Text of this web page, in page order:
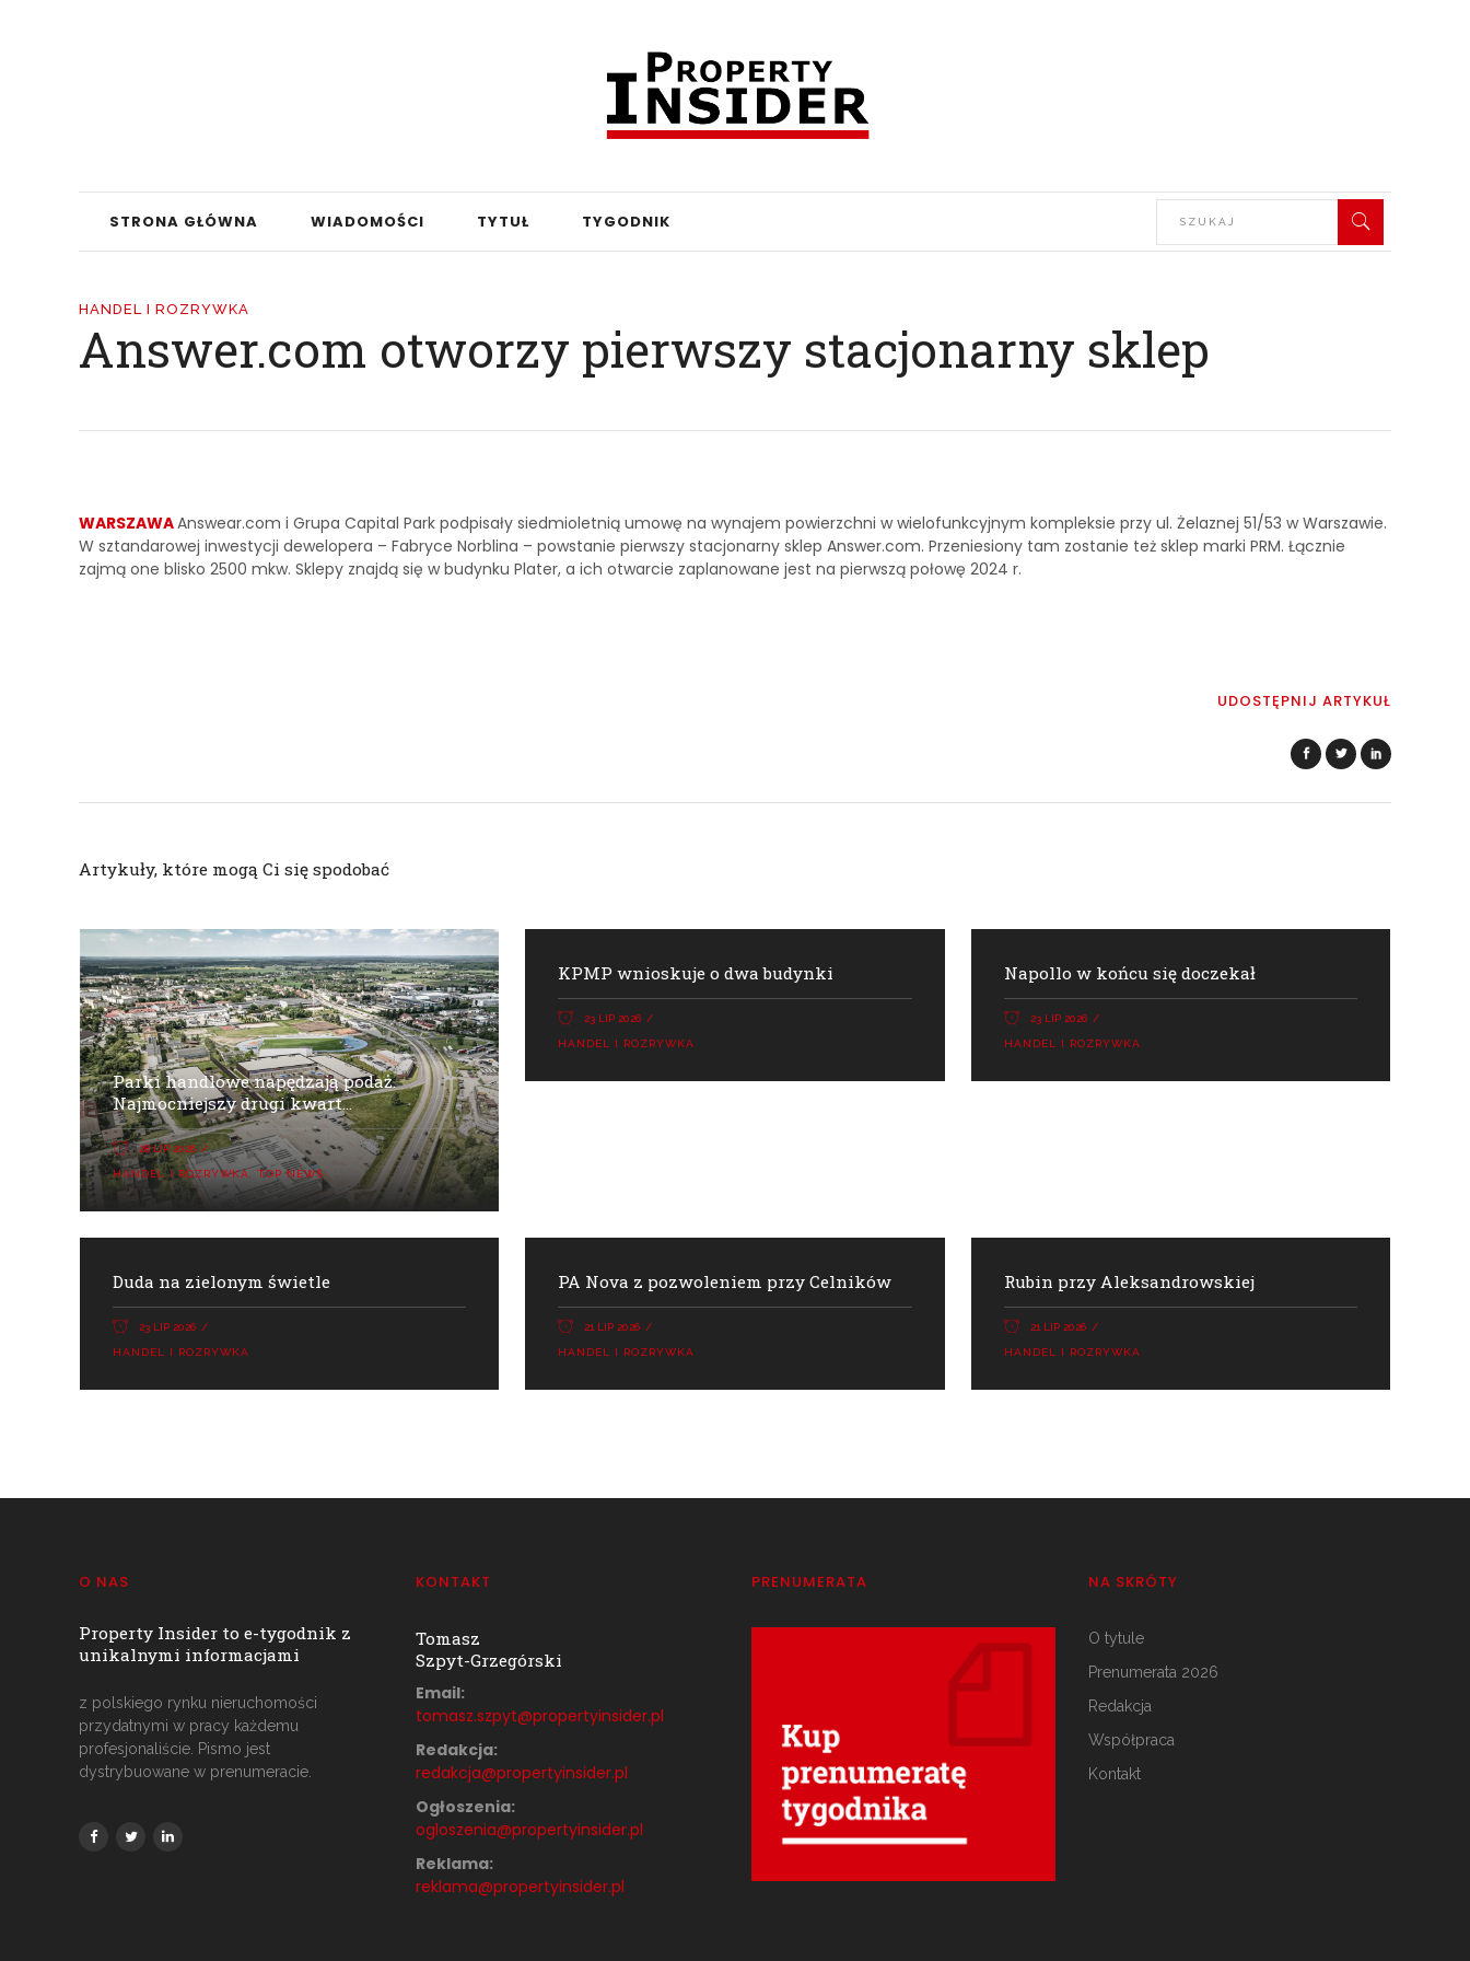
STRONA GŁÓWNA WIADOMOŚCI TYTUŁ TYGODNIK
HANDEL I ROZRYWKA
Answer.com otworzy pierwszy stacjonarny sklep
WARSZAWAAnswear.com i Grupa Capital Park podpisały siedmioletnią umowę na wynajem powierzchni w wielofunkcyjnym kompleksie przy ul. Żelaznej 51/53 w Warszawie.
W sztandarowej inwestycji dewelopera – Fabryce Norblina – powstanie pierwszy stacjonarny sklep Answer.com. Przeniesiony tam zostanie też sklep marki PRM. Łącznie
zajmą one blisko 2500 mkw. Sklepy znajdą się w budynku Plater, a ich otwarcie zaplanowane jest na pierwszą połowę 2024 r.
UDOSTĘPNIJ ARTYKUŁ
Artykuły, które mogą Ci się spodobać
Parki handlowe napędzają podaż.
Najmocniejszy drugi kwart...
28 LIP 2026
HANDEL I ROZRYWKA, TOP NEWS
KPMP wnioskuje o dwa budynki
23 LIP 2026
HANDEL I ROZRYWKA
Napollo w końcu się doczekał
23 LIP 2026
HANDEL I ROZRYWKA
Duda na zielonym świetle
23 LIP 2026
HANDEL I ROZRYWKA
PA Nova z pozwoleniem przy Celników
21 LIP 2026
HANDEL I ROZRYWKA
Rubin przy Aleksandrowskiej
21 LIP 2026
HANDEL I ROZRYWKA
O NAS
Property Insider to e-tygodnik z
unikalnymi informacjami
z polskiego rynku nieruchomości
przydatnymi w pracy każdemu
profesjonaliście. Pismo jest
dystrybuowane w prenumeracie.
KONTAKT
Tomasz
Szpyt-Grzegórski
Email:
tomasz.szpyt@propertyinsider.pl
Redakcja:
redakcja@propertyinsider.pl
Ogłoszenia:
ogloszenia@propertyinsider.pl
Reklama:
reklama@propertyinsider.pl
PRENUMERATA NA SKRÓTY
O tytule
Prenumerata 2026
Redakcja
Współpraca
Kontakt